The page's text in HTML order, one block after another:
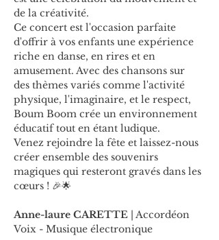
de la créativité.
Ce concert est l'occasion parfaite
d'offrir à vos enfants une expérience
riche en danse, en rires et en
amusement. Avec des chansons sur
des thèmes variés comme l'activité
physique, l'imaginaire, et le respect,
Boum Boom crée un environnement
éducatif tout en étant ludique.
Venez rejoindre la fête et laissez-nous
créer ensemble des souvenirs
magiques qui resteront gravés dans les
cœurs ! 🎉🌟
Anne-laure CARETTE | Accordéon
Voix - Musique électronique